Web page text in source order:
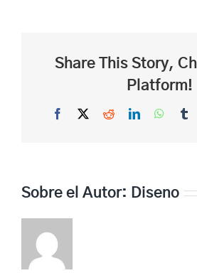
Dosage
Pratiques
Share This Story,
Platform!
Facebook
X RedditLinkedIn
Sobre el Autor: Diseno